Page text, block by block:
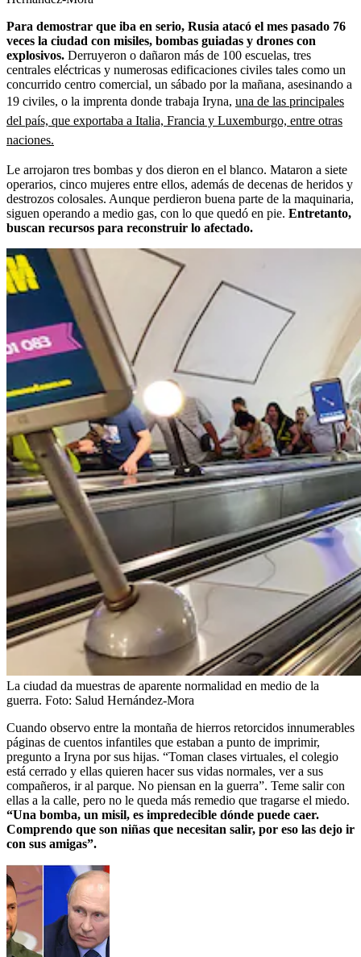
Para demostrar que iba en serio, Rusia atacó el mes pasado 76
veces la ciudad con misiles, bombas guiadas y drones con
explosivos. Derruyeron o dañaron más de 100 escuelas, tres
centrales eléctricas y numerosas edificaciones civiles tales como un
concurrido centro comercial, un sábado por la mañana, asesinando a
19 civiles, o la imprenta donde trabaja Iryna, una de las principales
del país, que exportaba a Italia, Francia y Luxemburgo, entre otras
naciones.
Le arrojaron tres bombas y dos dieron en el blanco. Mataron a siete
operarios, cinco mujeres entre ellos, además de decenas de heridos y
destrozos colosales. Aunque perdieron buena parte de la maquinaria,
siguen operando a medio gas, con lo que quedó en pie. Entretanto,
buscan recursos para reconstruir lo afectado.
La ciudad da muestras de aparente normalidad en medio de la
guerra. Foto: Salud Hernández-Mora
Cuando observo entre la montaña de hierros retorcidos innumerables
páginas de cuentos infantiles que estaban a punto de imprimir,
pregunto a Iryna por sus hijas. “Toman clases virtuales, el colegio
está cerrado y ellas quieren hacer sus vidas normales, ver a sus
compañeros, ir al parque. No piensan en la guerra”. Teme salir con
ellas a la calle, pero no le queda más remedio que tragarse el miedo.
“Una bomba, un misil, es impredecible dónde puede caer.
Comprendo que son niñas que necesitan salir, por eso las dejo ir
con sus amigas”.